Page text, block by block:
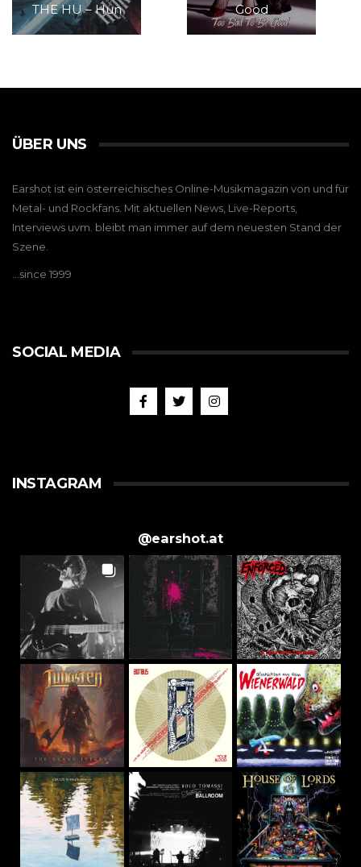
THE HU – Hun
Good
ÜBER UNS
Earshot ist ein österreichisches Online-Musikmagazin von und für
Metal- und Rockfans. Mit aktuellen News, Live-Reports,
Interviews uvm. bleibt man immer auf dem neuesten Stand der
Szene.
…since 1999
SOCIAL MEDIA
INSTAGRAM
@earshot.at